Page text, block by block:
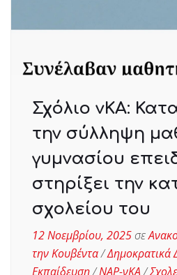
Σχόλιο νΚΑ:
την σύλληψη
γυμνασίου
στηρίξει την
σχολείου του
12 Νοεμβρίου, 2025σε
την Κουβέντα/Δημοκρατικά
Εκπαίδευση/ΝΑΡ-νΚΑ /